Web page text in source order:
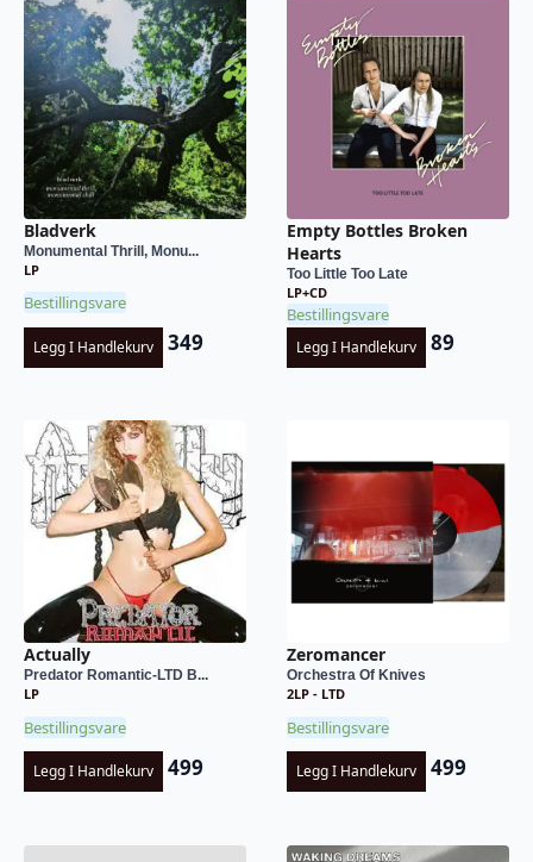
Bladverk
Monumental Thrill, Monu...
LP
Bestillingsvare
Legg I Handlekurv 349
Empty Bottles Broken
Hearts
Too Little Too Late
LP+CD
Bestillingsvare
Legg I Handlekurv 89
Actually
Predator Romantic-LTD B...
LP
Bestillingsvare
Legg I Handlekurv 499
Zeromancer
Orchestra Of Knives
2LP - LTD
Bestillingsvare
Legg I Handlekurv 499